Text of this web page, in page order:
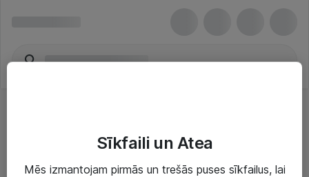
Sīkfaili un Atea
Mēs izmantojam pirmās un trešās puses sīkfailus, lai